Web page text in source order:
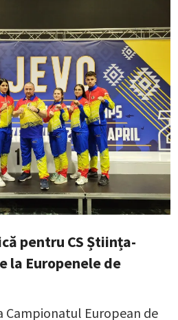
pentru CS Știința-
la Europenele de
Campionatul European de